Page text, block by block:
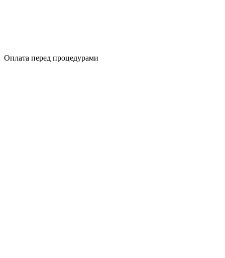
Оплата перед процедурами